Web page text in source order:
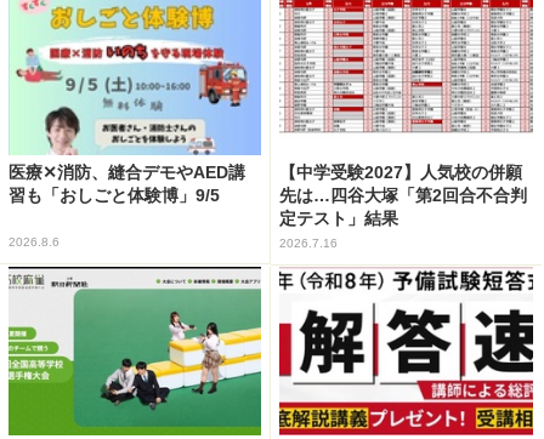
医療✕消防、縫合デモやAED講
習も「おしごと体験博」9/5
2026.8.6
【中学受験2027】人気校の併願
先は…四谷大塚「第2回合不合判
定テスト」結果
2026.7.16